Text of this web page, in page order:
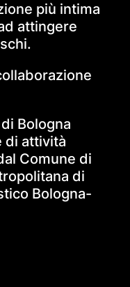
più intima
attingere
Bologna
di attività
Comune di
di
Bologna-